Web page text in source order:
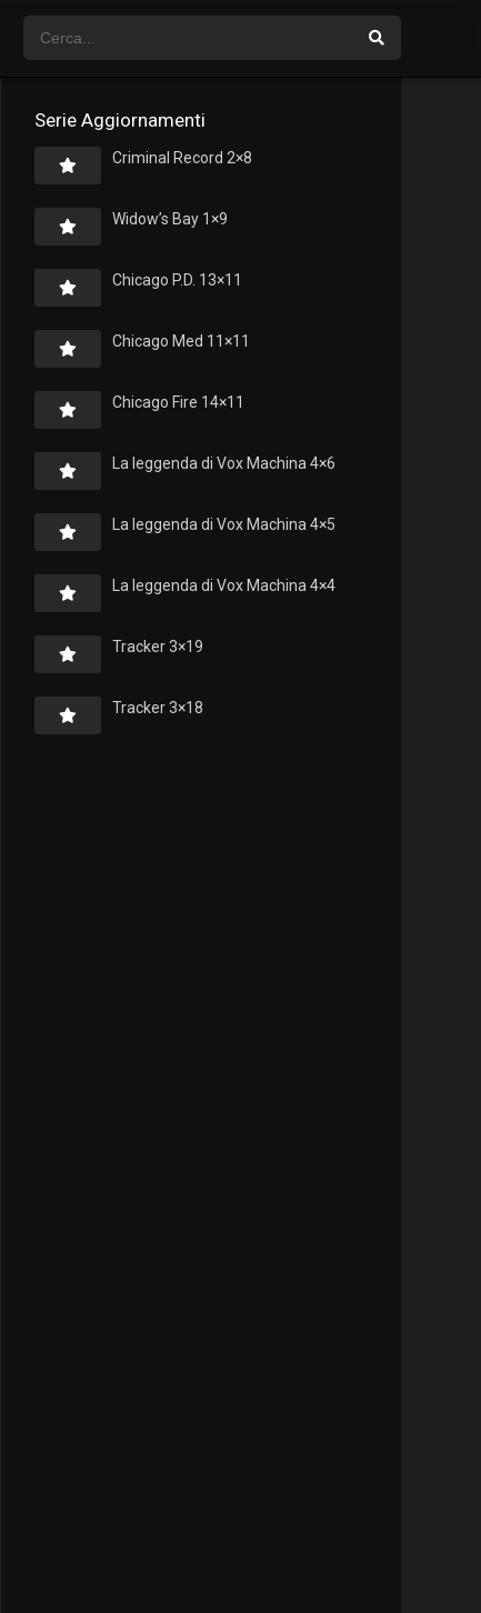
Serie Aggiornamenti
Criminal Record 2×8
Widow’s Bay 1×9
Chicago P.D. 13×11
Chicago Med 11×11
Chicago Fire 14×11
La leggenda di Vox Machina 4×6
La leggenda di Vox Machina 4×5
La leggenda di Vox Machina 4×4
Tracker 3×19
Tracker 3×18